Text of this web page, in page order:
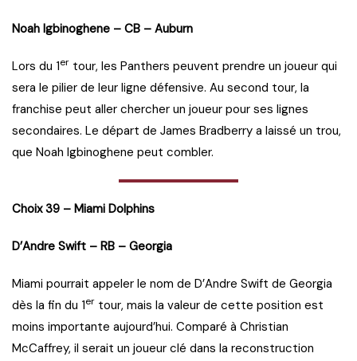
Noah Igbinoghene – CB – Auburn
Lors du 1er tour, les Panthers peuvent prendre un joueur qui
sera le pilier de leur ligne défensive. Au second tour, la
franchise peut aller chercher un joueur pour ses lignes
secondaires. Le départ de James Bradberry a laissé un trou,
que Noah Igbinoghene peut combler.
Choix 39 – Miami Dolphins
D’Andre Swift – RB – Georgia
Miami pourrait appeler le nom de D’Andre Swift de Georgia
dès la fin du 1er tour, mais la valeur de cette position est
moins importante aujourd’hui. Comparé à Christian
McCaffrey, il serait un joueur clé dans la reconstruction